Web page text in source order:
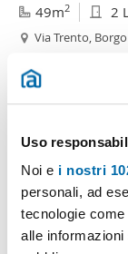
Uso
Noi e i nostri
personali, ad
tecnologie
alle
49m2 2
Via Trento,